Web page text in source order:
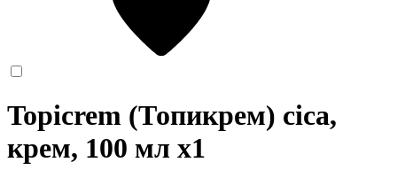
Topicrem (Топикрем) cica,
крем, 100 мл x1